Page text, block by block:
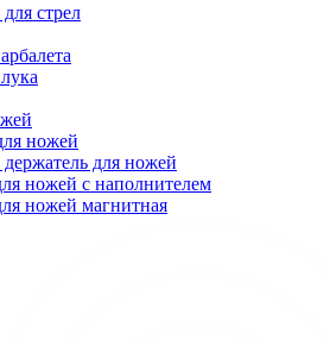
стрел
ножей
для ножей
ножей с наполнителем
ножей магнитная